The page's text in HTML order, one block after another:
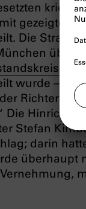
gezeigten
Die Strafe
,
wurde –
Richter
Die
Stefan
darin
überhaupt